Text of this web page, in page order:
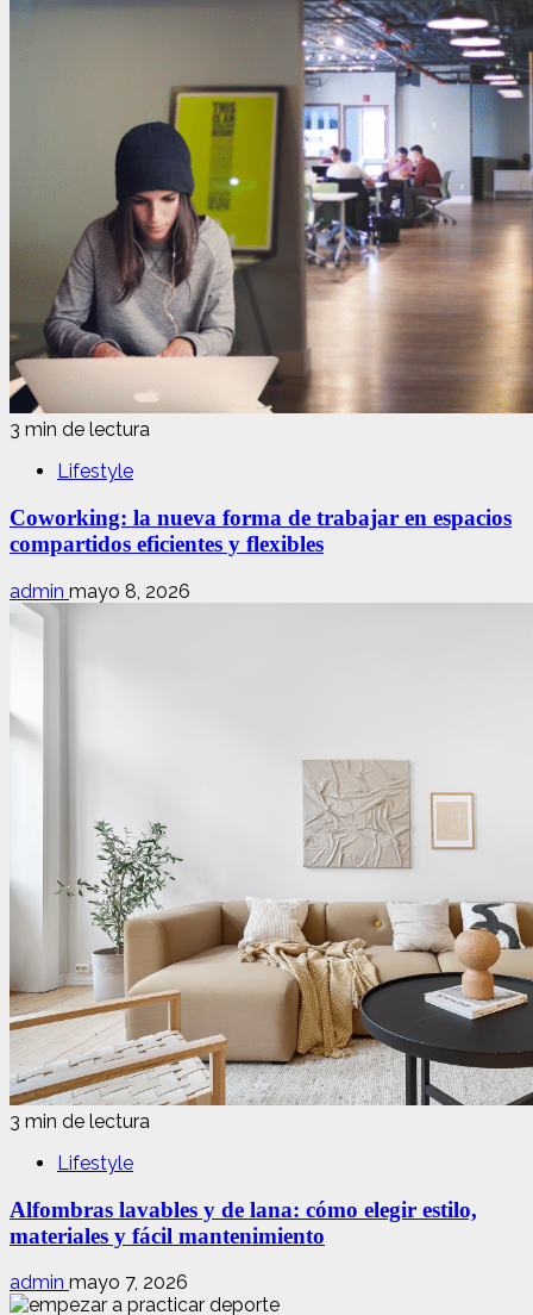
3 min de lectura
Lifestyle
Coworking: la nueva forma de trabajar en espacios
compartidos eficientes y flexibles
admin mayo 8, 2026
3 min de lectura
Lifestyle
Alfombras lavables y de lana: cómo elegir estilo,
materiales y fácil mantenimiento
admin mayo 7, 2026